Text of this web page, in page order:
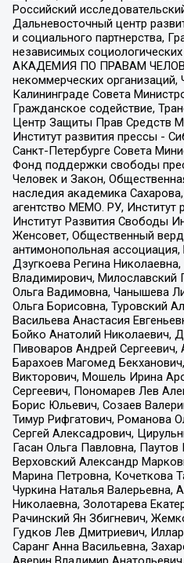
Российский
Дальневосточный центр
и социального партнерства,
независимых
АКАДЕМИЯ ПО ПРАВАМ
некоммерческих организаций,
Калининграде Совета
Гражданское содействие,
Центр Защиты Прав Средств
Институт развития прессы -
Санкт-Петербурге Совета
Фонд поддержки свободы
Человек и Закон,
наследия академика
агентство МЕМО. РУ, Институт
Институт Развития Свободы
Женсовет, Общественный
антимонопольная
Дзугкоева Регина
Владимирович,
Ольга Вадимовна, Чанышева
Ольга Борисовна, Туровский
Васильева Анастасия
Бойко Анатолий Николаевич,
Пивоваров Андрей Сергеевич,
Барахоев Магомед
Викторович, Мошель Ирина
Сергеевич, Пономарев Лев
Борис Юльевич, Созаев
Тимур Рифгатович, Романова
Сергей Алексадрович,
Гасан Ольга Павловна,
Верховский Александр
Марина Петровна, Кочеткова
Чуркина Наталья Валерьевна,
Николаевна, Золотарева
Рачинский Ян Збигневич,
Гудков Лев Дмитриевич,
Саранг Анна Васильевна,